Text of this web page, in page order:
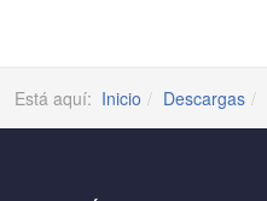
Está aquí: Inicio Descargas